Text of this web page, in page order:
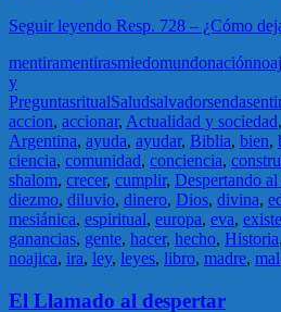
Seguir leyendo Resp. 728 – ¿Cómo
mentiramentirasmiedomundonaciónnoaj
y
PreguntasritualSaludsalvadorsenda
accion, accionar, Actualidad y sociedad,
Argentina, ayuda, ayudar, Biblia, bien,
ciencia, comunidad, conciencia,
shalom, crecer, cumplir, Despertando
diezmo, diluvio, dinero, Dios, divina,
mesiánica, espiritual, europa, eva,
ganancias, gente, hacer, hecho, Historia,
noajica, ira, ley, leyes, libro, madre, mal
El Llamado al despertar